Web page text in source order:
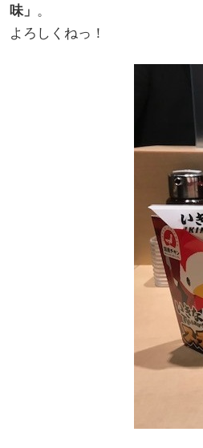
味」 。
よろしくねっ！